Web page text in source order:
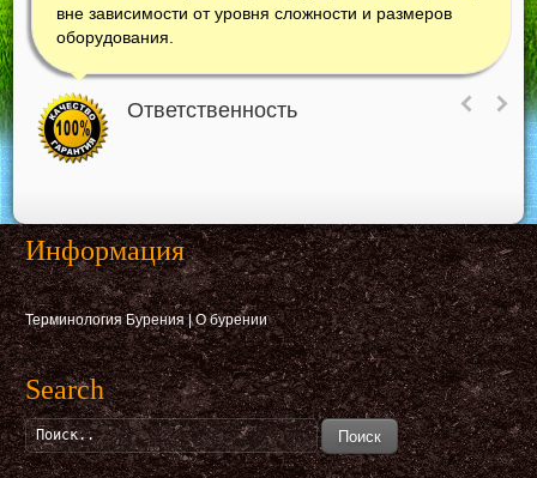
вне зависимости от уровня сложности и размеров
оборудования.
Ответственность
Информация
Терминология Бурения|О бурении
Search
Поиск